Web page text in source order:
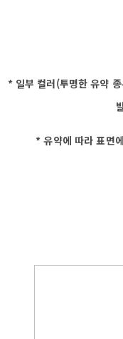
* 일부 컬러(투명한 유약
* 유약에 따라 표면